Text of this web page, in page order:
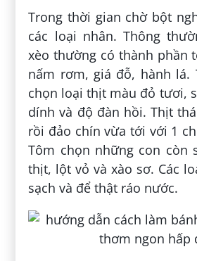
Trong thời gian chờ bột
các loại nhân. Thông
xèo thường có thành phần
nấm rơm, giá đỗ, hành lá.
chọn loại thịt màu đỏ tươi,
dính và độ đàn hồi. Thịt
rồi đảo chín vừa tới với 1
Tôm chọn những con còn
thịt, lột vỏ và xào sơ. Các
sạch và để thật ráo nước.